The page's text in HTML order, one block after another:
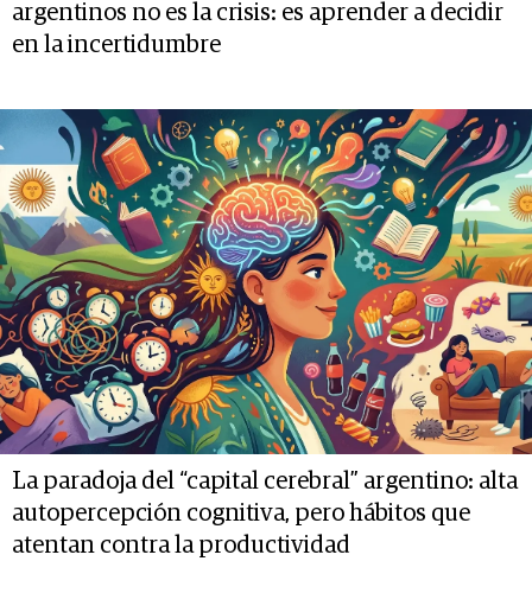
argentinos no es la crisis: es aprender a decidir
en la incertidumbre
La paradoja del “capital cerebral” argentino: alta
autopercepción cognitiva, pero hábitos que
atentan contra la productividad